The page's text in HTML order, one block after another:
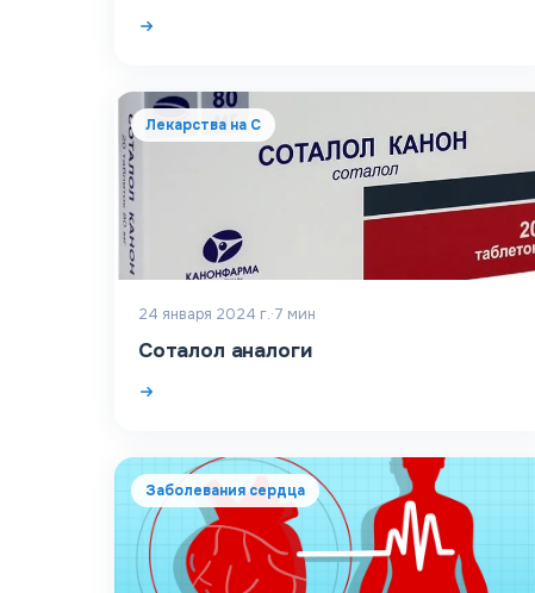
Лекарства на С
24 января 2024 г.·7 мин
Соталол аналоги
Заболевания сердца